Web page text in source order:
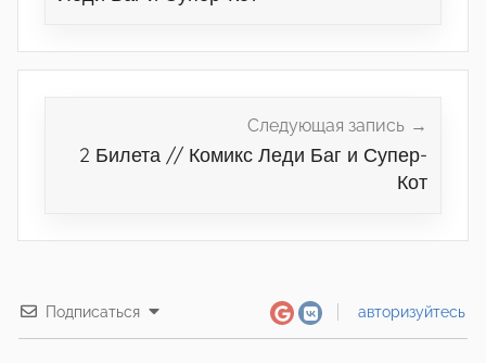
Следующая запись
2 Билета // Комикс Леди Баг и Супер-
Кот
Подписаться авторизуйтесь